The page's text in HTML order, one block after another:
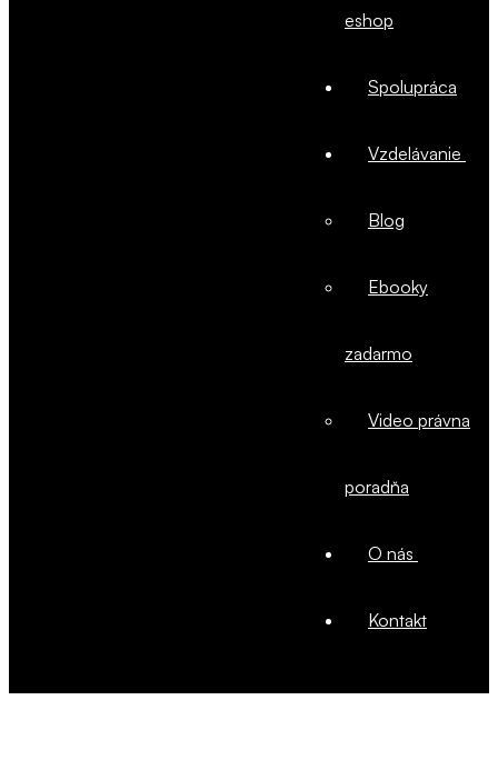
eshop
Spolupráca
Vzdelávanie
Blog
Ebooky
zadarmo
Video právna
poradňa
O nás
Kontakt